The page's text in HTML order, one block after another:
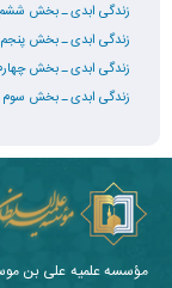
زندگی ابدی ـ بخش ششم
زندگی ابدی ـ بخش پنجم
زندگی ابدی ـ بخش
زندگی ابدی ـ بخش سوم
مؤسسه علمیه علی بن